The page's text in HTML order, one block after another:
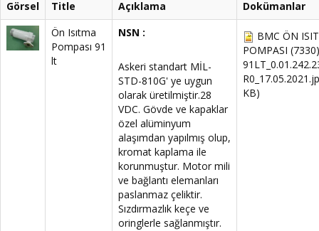
Görsel Title Açıklama
Dokümanlar
Ön Isıtma
Pompası 91
lt
NSN :
Askeri standart MİL-
STD-810G' ye uygun
olarak üretilmiştir.28
VDC. Gövde ve kapaklar
özel alüminyum
alaşımdan yapılmış olup,
kromat kaplama ile
korunmuştur. Motor mili
ve bağlantı elemanları
paslanmaz çeliktir.
Sızdırmazlık keçe ve
oringlerle sağlanmıştır.
BMC ÖN
POMPASI
KB)